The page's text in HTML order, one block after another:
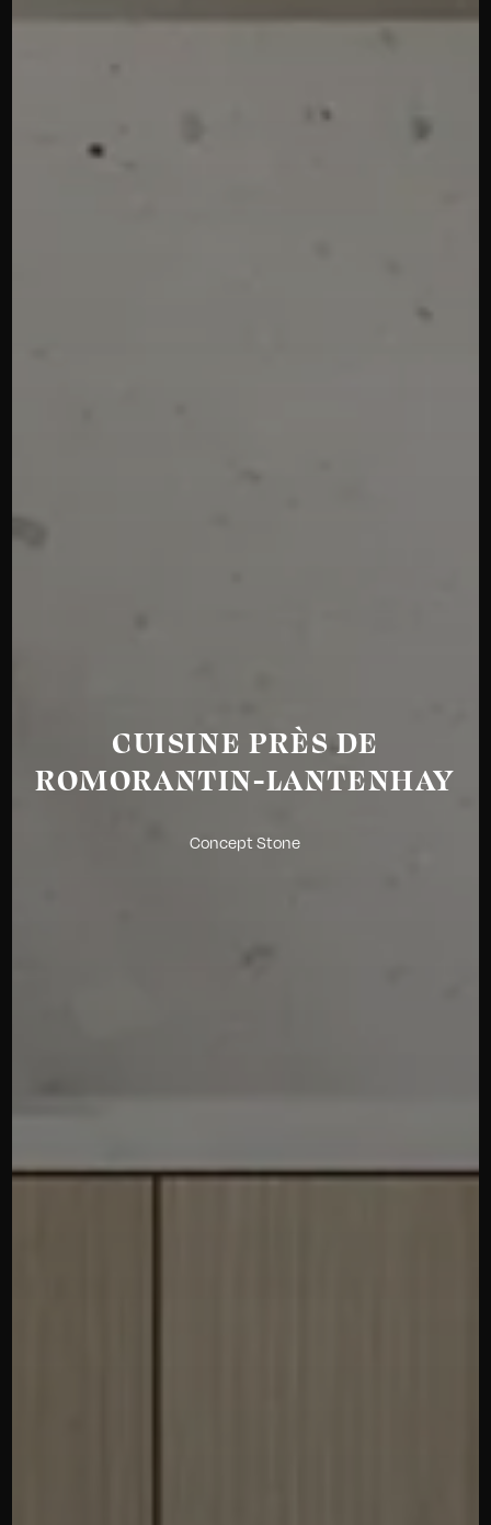
CUISINE PRÈS DE
ROMORANTIN-LANTENHAY
Concept Stone